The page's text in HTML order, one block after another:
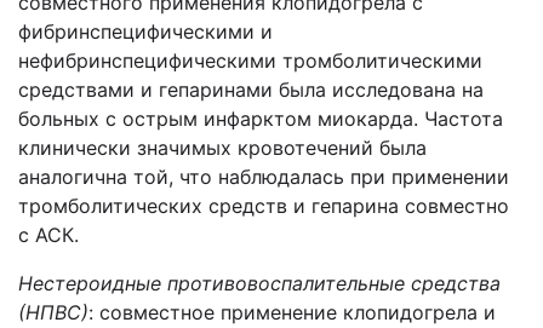
фибринспецифическими и
нефибринспецифическими тромболитическими
средствами и гепаринами была исследована на
больных с острым инфарктом миокарда. Частота
клинически значимых кровотечений была
аналогична той, что наблюдалась при применении
тромболитических средств и гепарина совместно
с АСК.
Нестероидные противовоспалительные средства
(НПВС): совместное применение клопидогрела и